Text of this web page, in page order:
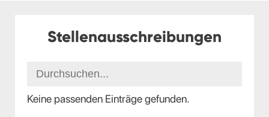
Stellenausschreibungen
Keine passenden Einträge gefunden.